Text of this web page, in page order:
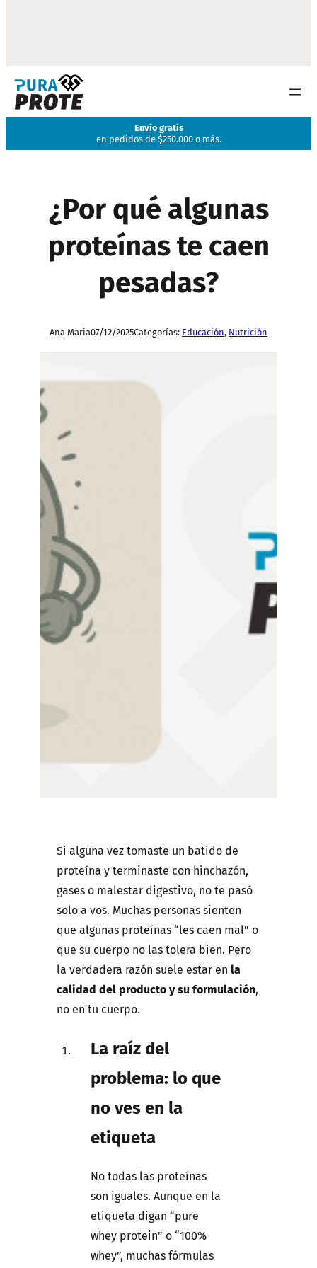
Envío gratis
en pedidos de $250.000 o más.
¿Por qué algunas
proteínas te caen
pesadas?
Ana Maria07/12/2025Categorías: Educación, Nutrición
Si alguna vez tomaste un batido de
proteína y terminaste con hinchazón,
gases o malestar digestivo, no te pasó
solo a vos. Muchas personas sienten
que algunas proteínas “les caen mal” o
que su cuerpo no las tolera bien. Pero
la verdadera razón suele estar en la
calidad del producto y su formulación,
no en tu cuerpo.
La raíz del
problema: lo que
no ves en la
etiqueta
No todas las proteínas
son iguales. Aunque en la
etiqueta digan “pure
whey protein” o “100%
whey”, muchas fórmulas